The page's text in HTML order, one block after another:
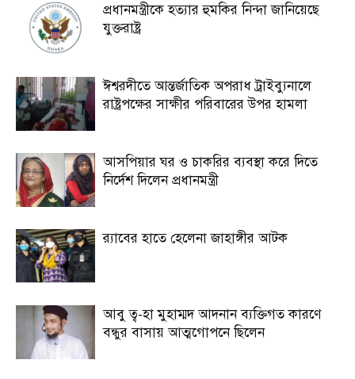
প্রধানমন্ত্রীকে হত্যার হুমকির নিন্দা জানিয়েছে
যুক্তরাষ্ট্র
ঈশ্বরদীতে আন্তর্জাতিক অপরাধ ট্রাইব্যুনালে
রাষ্ট্রপক্ষের সাক্ষীর পরিবারের উপর হামলা
আসপিয়ার ঘর ও চাকরির ব্যবস্থা করে দিতে
নির্দেশ দিলেন প্রধানমন্ত্রী
র‍্যাবের হাতে হেলেনা জাহাঙ্গীর আটক
আবু ত্ব-হা মুহাম্মদ আদনান ব্যক্তিগত কারণে
বন্ধুর বাসায় আত্মগোপনে ছিলেন